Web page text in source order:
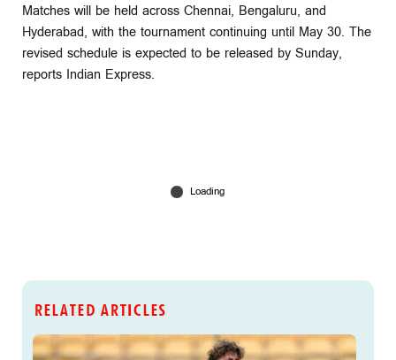
Matches will be held across Chennai, Bengaluru, and
Hyderabad, with the tournament continuing until May 30. The
revised schedule is expected to be released by Sunday,
reports Indian Express.
RELATED ARTICLES